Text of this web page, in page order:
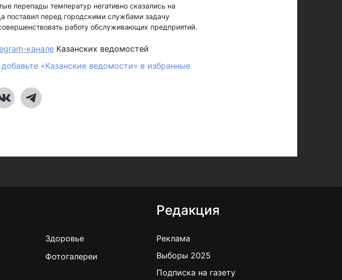
перепады температур негативно сказались на
поставил перед городскими службами задачу
работу обслуживающих предприятий.
канале Казанских ведомостей
«Казанские ведомости» в избранные
Здоровье
Фотогалереи
Редакция
Реклама
Выборы 2025
Подписка на газету